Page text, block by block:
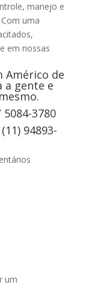
manejo e
uma
em nossas
Américo de
a gente e
5084-3780
94893-
um